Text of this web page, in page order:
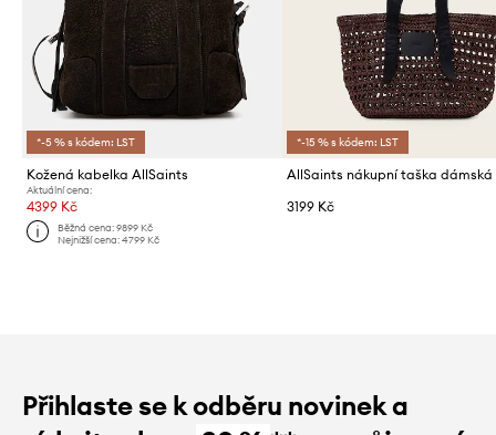
*-5 % s kódem: LST
Kožená kabelka AllSaints
Aktuální cena:
4399 Kč
Běžná cena:9899 Kč
Nejnižší cena:4799 Kč
*-15 % s kódem: LST
3199 Kč
Přihlaste se k odběru novinek a